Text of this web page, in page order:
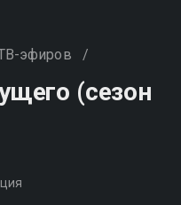
эфиров /
(сезон